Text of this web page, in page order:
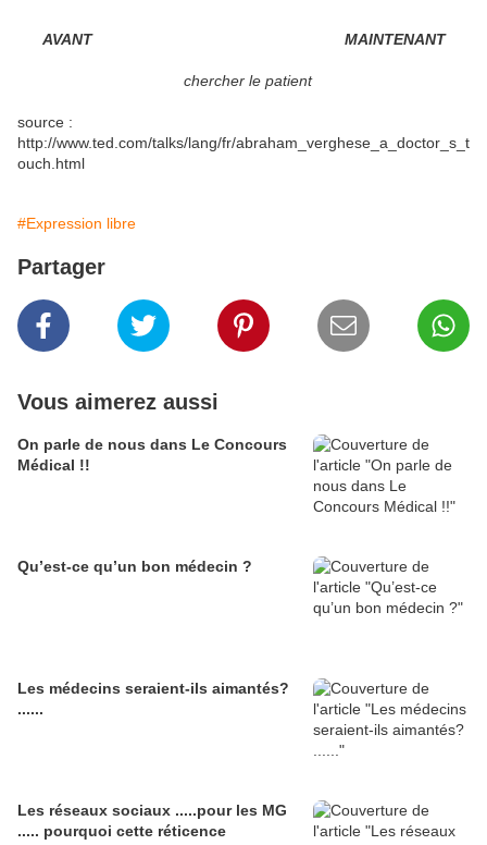
AVANT MAINTENANT
chercher le patient
source :
http://www.ted.com/talks/lang/fr/abraham_verghese_a_doctor_s_t
ouch.html
#Expression libre
Partager
Vous aimerez aussi
On parle de nous dans Le Concours
Médical !!
Qu’est-ce qu’un bon médecin ?
Les médecins seraient-ils aimantés?
......
Les réseaux sociaux .....pour les MG
..... pourquoi cette réticence